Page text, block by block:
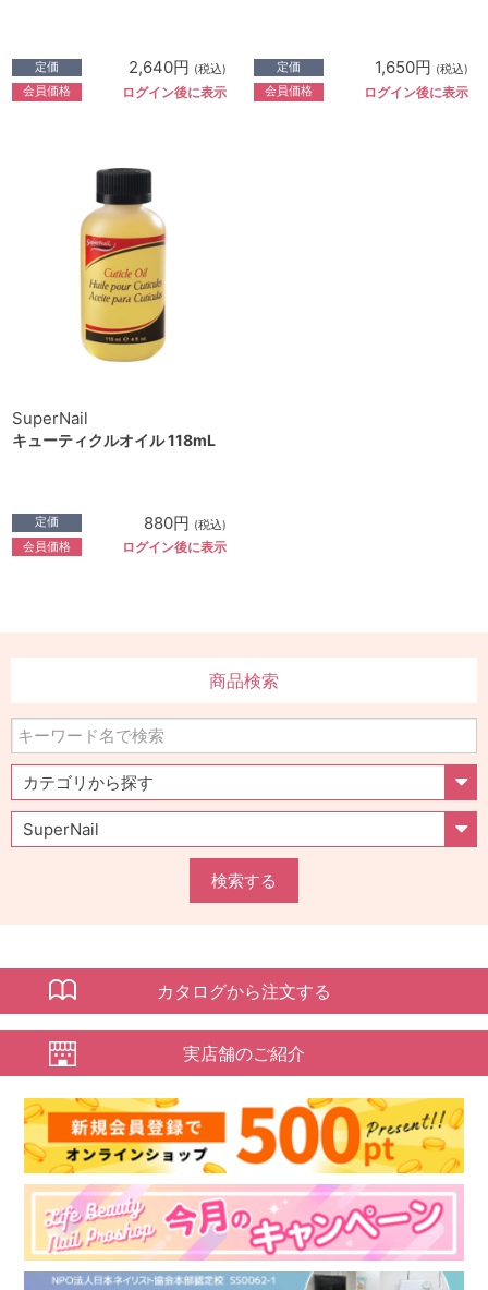
定価 2,640円 (税込)
会員価格 ログイン後に表示
定価 1,650円 (税込)
会員価格 ログイン後に表示
SuperNail
キューティクルオイル 118mL
定価 880円 (税込)
会員価格 ログイン後に表示
商品検索
検索する
カタログから注文する
実店舗のご紹介